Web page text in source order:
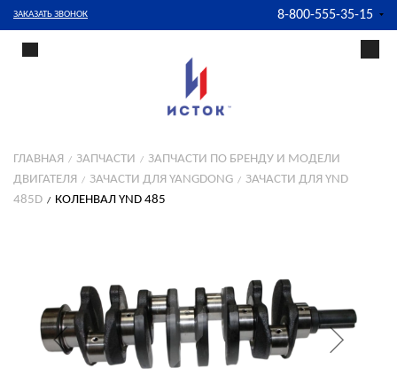
ЗАКАЗАТЬ ЗВОНОК 8-800-555-35-15
ГЛАВНАЯ ЗАПЧАСТИ
ЗАПЧАСТИ ПО БРЕНДУ И МОДЕЛИ
ДВИГАТЕЛЯ
ЗАЧАСТИ ДЛЯ YANGDONG
ЗАЧАСТИ ДЛЯ YND
485D
КОЛЕНВАЛ YND 485